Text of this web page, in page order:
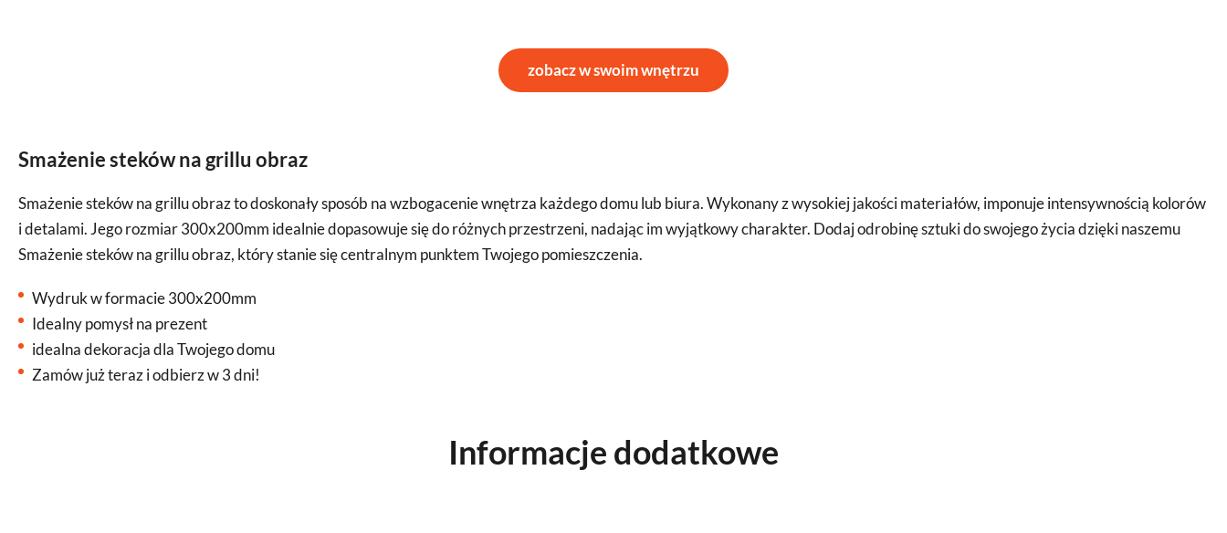
zobacz w swoim wnętrzu
Smażenie steków na grillu obraz
Smażenie steków na grillu obraz to doskonały sposób na wzbogacenie wnętrza każdego domu lub biura. Wykonany z wysokiej jakości materiałów, imponuje intensywnością kolorów
i detalami. Jego rozmiar 300x200mm idealnie dopasowuje się do różnych przestrzeni, nadając im wyjątkowy charakter. Dodaj odrobinę sztuki do swojego życia dzięki naszemu
Smażenie steków na grillu obraz, który stanie się centralnym punktem Twojego pomieszczenia.
Wydruk w formacie 300x200mm
Idealny pomysł na prezent
idealna dekoracja dla Twojego domu
Zamów już teraz i odbierz w 3 dni!
Informacje dodatkowe